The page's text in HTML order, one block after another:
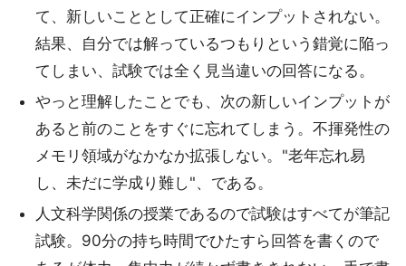
て、新しいこととして正確にインプットされない。
結果、自分では解っているつもりという錯覚に陥っ
てしまい、試験では全く見当違いの回答になる。
やっと理解したことでも、次の新しいインプットが
あると前のことをすぐに忘れてしまう。不揮発性の
メモリ領域がなかなか拡張しない。"老年忘れ易
し、未だに学成り難し"、である。
人文科学関係の授業であるので試験はすべてが筆記
試験。90分の持ち時間でひたすら回答を書くので